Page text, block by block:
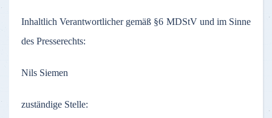
Inhaltlich Verantwortlicher gemäß §6 MDStVund im Sinne
des Presserechts:
Nils Siemen
zuständige Stelle: